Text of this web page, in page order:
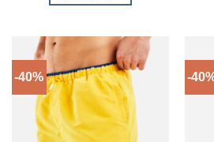
-40% -